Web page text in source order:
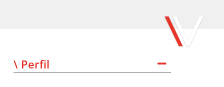
\ Perfil